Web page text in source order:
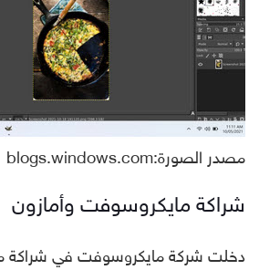
مصدر الصورة:blogs.windows.com
شراكة مايكروسوفت وأمازون
دخلت شركة مايكروسوفت في شراكة